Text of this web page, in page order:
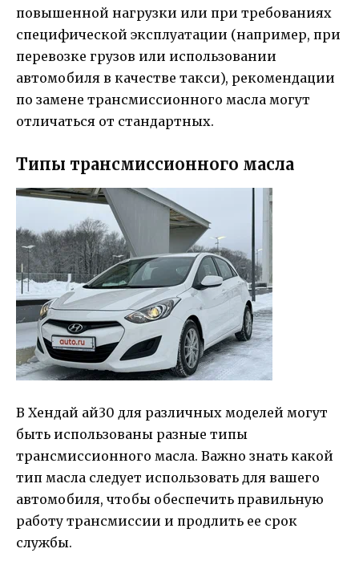
повышенной нагрузки или при требованиях
специфической эксплуатации (например, при
перевозке грузов или использовании
автомобиля в качестве такси), рекомендации
по замене трансмиссионного масла могут
отличаться от стандартных.
Типы трансмиссионного масла
В Хендай ай30 для различных моделей могут
быть использованы разные типы
трансмиссионного масла. Важно знать какой
тип масла следует использовать для вашего
автомобиля, чтобы обеспечить правильную
работу трансмиссии и продлить ее срок
службы.